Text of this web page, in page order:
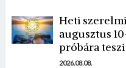
Heti
augusztus
próbára
2026.08.08.
E-mail cím vagy